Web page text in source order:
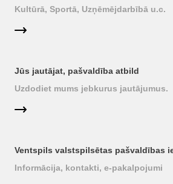
Kultūrā, Sportā, Uzņēmējdarbībā u.c.
Jūs jautājat, pašvaldība atbild
Uzdodiet mums jebkurus jautājumus.
Ventspils valstspilsētas pašvaldības
Informācija, kontakti, e-pakalpojumi